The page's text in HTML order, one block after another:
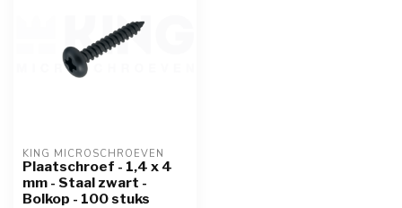
KING MICROSCHROEVEN
Plaatschroef - 1,4 x 4
mm - Staal zwart -
Bolkop - 100 stuks